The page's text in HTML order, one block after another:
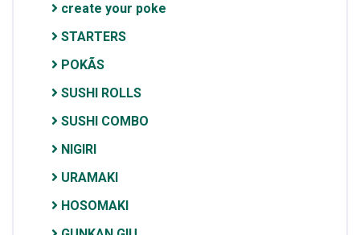
create your poke
STARTERS
POKÃS
SUSHI ROLLS
SUSHI COMBO
NIGIRI
URAMAKI
HOSOMAKI